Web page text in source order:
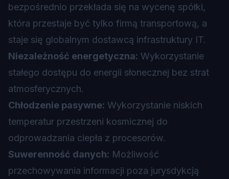
bezpośrednio przekłada się na wycenę spółki,
która przestaje być tylko firmą transportową, a
staje się globalnym dostawcą infrastruktury IT.
Niezależność energetyczna: Wykorzystanie
stałego dostępu do energii słonecznej bez strat
atmosferycznych.
Chłodzenie pasywne: Wykorzystanie niskich
temperatur przestrzeni kosmicznej do
odprowadzania ciepła z procesorów.
Suwerenność danych: Możliwość
przechowywania informacji poza jurysdykcją